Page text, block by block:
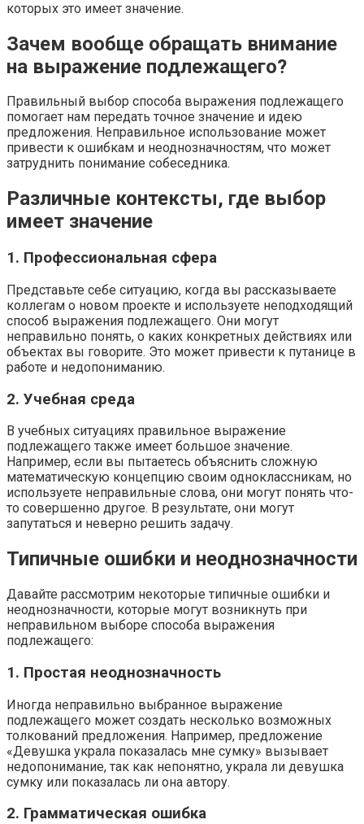
которых это имеет значение.
Зачем вообще обращать внимание
на выражение подлежащего?
Правильный выбор способа выражения подлежащего
помогает нам передать точное значение и идею
предложения. Неправильное использование может
привести к ошибкам и неоднозначностям, что может
затруднить понимание собеседника.
Различные контексты, где выбор
имеет значение
1. Профессиональная сфера
Представьте себе ситуацию, когда вы рассказываете
коллегам о новом проекте и используете неподходящий
способ выражения подлежащего. Они могут
неправильно понять, о каких конкретных действиях или
объектах вы говорите. Это может привести к путанице в
работе и недопониманию.
2. Учебная среда
В учебных ситуациях правильное выражение
подлежащего также имеет большое значение.
Например, если вы пытаетесь объяснить сложную
математическую концепцию своим одноклассникам, но
используете неправильные слова, они могут понять что-
то совершенно другое. В результате, они могут
запутаться и неверно решить задачу.
Типичные ошибки и неоднозначности
Давайте рассмотрим некоторые типичные ошибки и
неоднозначности, которые могут возникнуть при
неправильном выборе способа выражения
подлежащего:
1. Простая неоднозначность
Иногда неправильно выбранное выражение
подлежащего может создать несколько возможных
толкований предложения. Например, предложение
«Девушка украла показалась мне сумку» вызывает
недопонимание, так как непонятно, украла ли девушка
сумку или показалась ли она автору.
2. Грамматическая ошибка